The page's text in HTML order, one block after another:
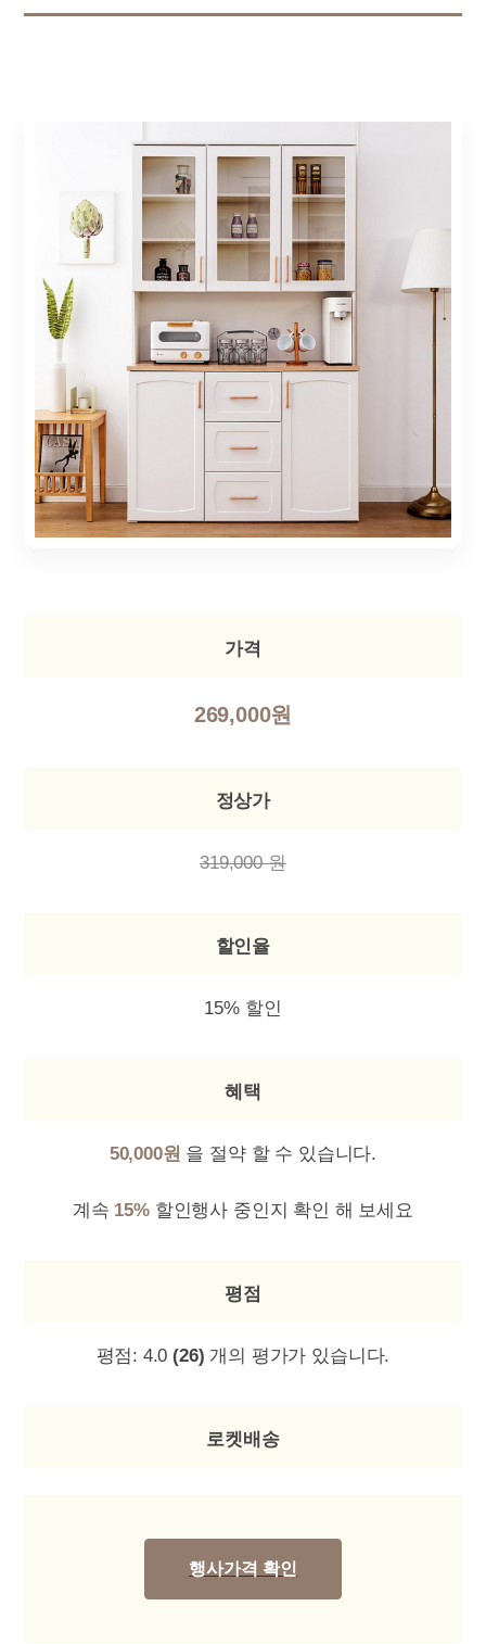
가격
269,000원
정상가
319,000 원
할인율
15% 할인
혜택
50,000원 을 절약 할 수 있습니다.
계속 15%할인행사 중인지 확인 해 보세요
평점
평점: 4.0 (26) 개의 평가가 있습니다.
로켓배송
행사가격 확인